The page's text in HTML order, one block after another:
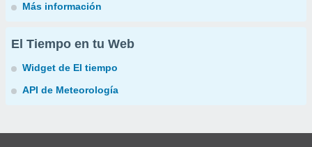
Más información
El Tiempo en tu Web
Widget de El tiempo
API de Meteorología